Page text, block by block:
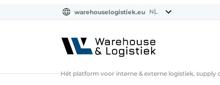
warehouselogistiek.eu NL
Hét platform voor interne & externe logistiek, supply